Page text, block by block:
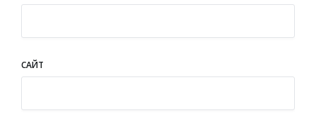
САЙТ